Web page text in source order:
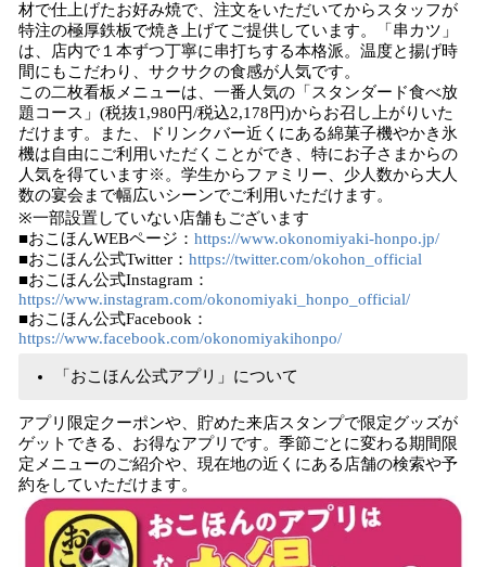
材で仕上げたお好み焼で、注文をいただいてからスタッフが
特注の極厚鉄板で焼き上げてご提供しています。「串カツ」
は、店内で１本ずつ丁寧に串打ちする本格派。温度と揚げ時
間にもこだわり、サクサクの食感が人気です。
この二枚看板メニューは、一番人気の「スタンダード食べ放
題コース」(税抜1,980円/税込2,178円)からお召し上がりいた
だけます。また、ドリンクバー近くにある綿菓子機やかき氷
機は自由にご利用いただくことができ、特にお子さまからの
人気を得ています※。学生からファミリー、少人数から大人
数の宴会まで幅広いシーンでご利用いただけます。
※一部設置していない店舗もございます
■おこほんWEBページ： https://www.okonomiyaki-honpo.jp/
■おこほん公式Twitter： https://twitter.com/okohon_official
■おこほん公式Instagram：
https://www.instagram.com/okonomiyaki_honpo_official/
■おこほん公式Facebook：
https://www.facebook.com/okonomiyakihonpo/
「おこほん公式アプリ」について
アプリ限定クーポンや、貯めた来店スタンプで限定グッズが
ゲットできる、お得なアプリです。季節ごとに変わる期間限
定メニューのご紹介や、現在地の近くにある店舗の検索や予
約をしていただけます。